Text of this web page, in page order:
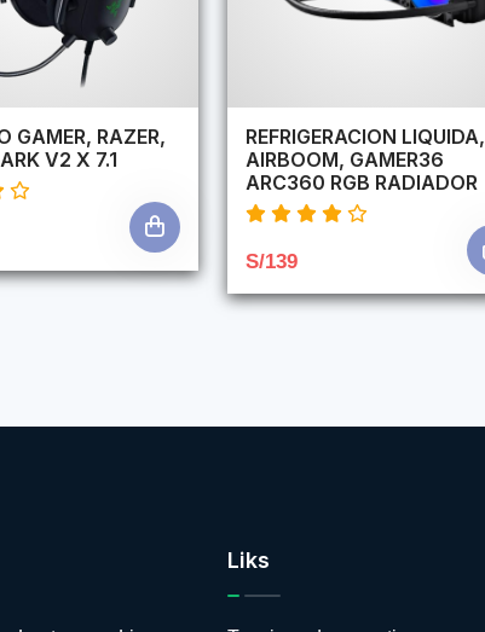
GAMER, RAZER,
V2 X 7.1
REFRIGERACION LIQUIDA,
AIRBOOM, GAMER36
ARC360 RGB RADIADOR
S/139
Liks